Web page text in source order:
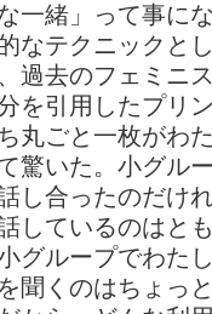
な一緒」って事に
なテクニックと
過去のフェミニ
を引用したプリ
丸ごと一枚がわ
驚いた。小グル
し合ったのだけ
しているのはと
グループでわた
聞くのはちょっ